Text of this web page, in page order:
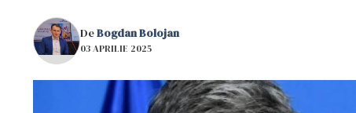
DeBogdan Bolojan
03 APRILIE 2025